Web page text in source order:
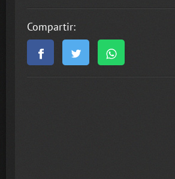
Compartir: